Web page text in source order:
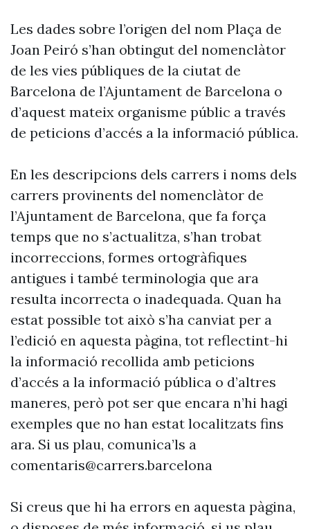
Les dades sobre l’origen del nom Plaça de
Joan Peiró s’han obtingut del nomenclàtor
de les vies públiques de la ciutat de
Barcelona de l’Ajuntament de Barcelona o
d’aquest mateix organisme públic a través
de peticions d’accés a la informació pública.
En les descripcions dels carrers i noms dels
carrers provinents del nomenclàtor de
l’Ajuntament de Barcelona, que fa força
temps que no s’actualitza, s’han trobat
incorreccions, formes ortogràfiques
antigues i també terminologia que ara
resulta incorrecta o inadequada. Quan ha
estat possible tot això s’ha canviat per a
l’edició en aquesta pàgina, tot reflectint-hi
la informació recollida amb peticions
d’accés a la informació pública o d’altres
maneres, però pot ser que encara n’hi hagi
exemples que no han estat localitzats fins
ara. Si us plau, comunica’ls a
comentaris@carrers.barcelona
Si creus que hi ha errors en aquesta pàgina,